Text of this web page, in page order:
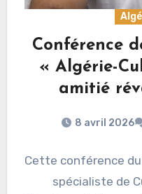
Conférence
« Algérie-
amitié
8 avril 2026
Cette conférence
spécialiste de